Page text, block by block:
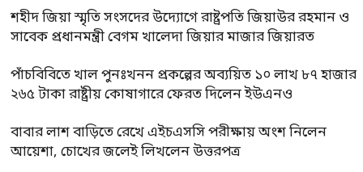
শহীদ জিয়া স্মৃতি সংসদের উদ্যোগে রাষ্ট্রপতি জিয়াউর রহমান ও
সাবেক প্রধানমন্ত্রী বেগম খালেদা জিয়ার মাজার জিয়ারত
পাঁচবিবিতে খাল পুনঃখনন প্রকল্পের অব্যয়িত ১০ লাখ ৮৭ হাজার
২৬৫ টাকা রাষ্ট্রীয় কোষাগারে ফেরত দিলেন ইউএনও
বাবার লাশ বাড়িতে রেখে এইচএসসি পরীক্ষায় অংশ নিলেন
আয়েশা, চোখের জলেই লিখলেন উত্তরপত্র